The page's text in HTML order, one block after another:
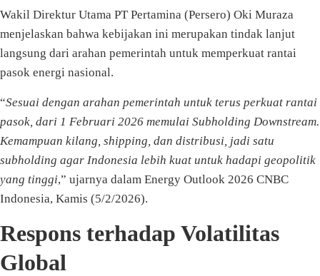
Wakil Direktur Utama PT Pertamina (Persero) Oki Muraza
menjelaskan bahwa kebijakan ini merupakan tindak lanjut
langsung dari arahan pemerintah untuk memperkuat rantai
pasok energi nasional.
“Sesuai dengan arahan pemerintah untuk terus perkuat rantai
pasok, dari 1 Februari 2026 memulai Subholding Downstream.
Kemampuan kilang, shipping, dan distribusi, jadi satu
subholding agar Indonesia lebih kuat untuk hadapi geopolitik
yang tinggi,” ujarnya dalam Energy Outlook 2026 CNBC
Indonesia, Kamis (5/2/2026).
Respons terhadap Volatilitas
Global